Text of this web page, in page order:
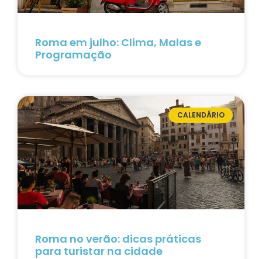
Roma em julho: Clima, Malas e
Programação
CALENDÁRIO
Roma no verão: dicas práticas
para turistar na cidade